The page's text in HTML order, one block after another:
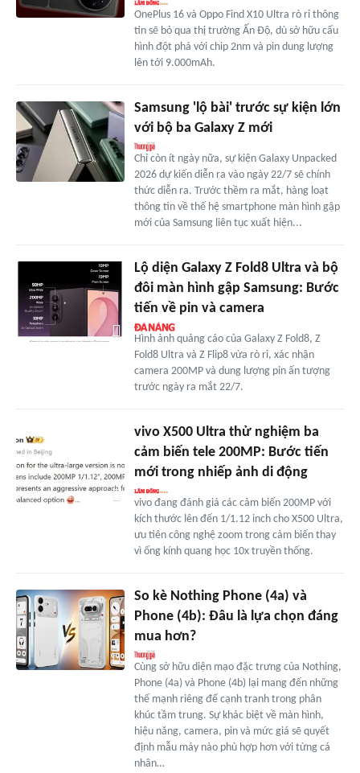
OnePlus 16 và Oppo Find X10 Ultra rò rỉ thông
tin sẽ bỏ qua thị trường Ấn Độ, dù sở hữu cấu
hình đột phá với chip 2nm và pin dung lượng
lên tới 9.000mAh.
Samsung 'lộ bài' trước sự kiện lớn
với bộ ba Galaxy Z mới
Chỉ còn ít ngày nữa, sự kiện Galaxy Unpacked
2026 dự kiến diễn ra vào ngày 22/7 sẽ chính
thức diễn ra. Trước thềm ra mắt, hàng loạt
thông tin về thế hệ smartphone màn hình gập
mới của Samsung liên tục xuất hiện...
Lộ diện Galaxy Z Fold8 Ultra và bộ
đôi màn hình gập Samsung: Bước
tiến về pin và camera
Hình ảnh quảng cáo của Galaxy Z Fold8, Z
Fold8 Ultra và Z Flip8 vừa rò rỉ, xác nhận
camera 200MP và dung lượng pin ấn tượng
trước ngày ra mắt 22/7.
vivo X500 Ultra thử nghiệm ba
cảm biến tele 200MP: Bước tiến
mới trong nhiếp ảnh di động
vivo đang đánh giá các cảm biến 200MP với
kích thước lên đến 1/1.12 inch cho X500 Ultra,
ưu tiên công nghệ zoom trong cảm biến thay
vì ống kính quang học 10x truyền thống.
So kè Nothing Phone (4a) và
Phone (4b): Đâu là lựa chọn đáng
mua hơn?
Cùng sở hữu diện mạo đặc trưng của Nothing,
Phone (4a) và Phone (4b) lại mang đến những
thế mạnh riêng để cạnh tranh trong phân
khúc tầm trung. Sự khác biệt về màn hình,
hiệu năng, camera, pin và mức giá sẽ quyết
định mẫu máy nào phù hợp hơn với từng cá
nhân…